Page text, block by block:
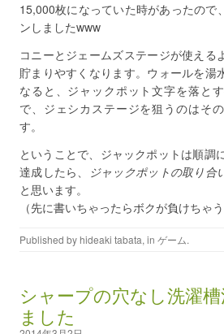
15,000枚になっていた時があったので
ンしましたwww
コニーとジェームズステージが使える
貯まりやすくなります。ウォールを湯
なると、ジャックポット文字を落と
で、ジェシカステージを狙うのはそ
す。
ということで、ジャックポットは順調
達成したら、
ジャックポットの取り合
と思います。
（先に書いちゃったらボクが負けちゃう
Published by hideaki tabata, in ゲーム.
シャープの穴なし洗濯
ました